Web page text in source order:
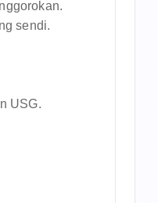
sendi.
USG.